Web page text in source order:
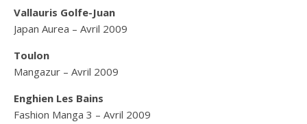
Vallauris Golfe-Juan
Japan Aurea – Avril 2009
Toulon
Mangazur – Avril 2009
Enghien Les Bains
Fashion Manga 3 – Avril 2009